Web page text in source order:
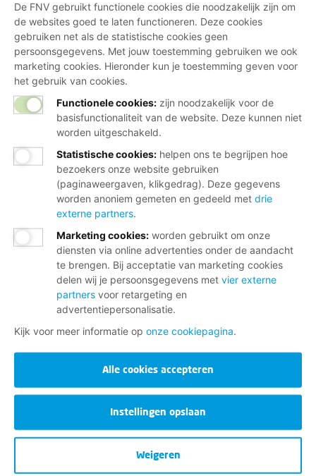
De FNV gebruikt functionele cookies die noodzakelijk zijn om
de websites goed te laten functioneren. Deze cookies
gebruiken net als de statistische cookies geen
persoonsgegevens. Met jouw toestemming gebruiken we ook
marketing cookies. Hieronder kun je toestemming geven voor
het gebruik van cookies.
Functionele cookies: zijn noodzakelijk voor de
basisfunctionaliteit van de website. Deze kunnen niet
worden uitgeschakeld.
Statistische cookies: helpen ons te begrijpen hoe
bezoekers onze website gebruiken
(paginaweergaven, klikgedrag). Deze gegevens
worden anoniem gemeten en gedeeld met drie
externe partners.
Marketing cookies: worden gebruikt om onze
diensten via online advertenties onder de aandacht
te brengen. Bij acceptatie van marketing cookies
delen wij je persoonsgegevens met vier externe
partners voor retargeting en
advertentiepersonalisatie.
Kijk voor meer informatie op onze cookiepagina.
Alle cookies accepteren
Instellingen opslaan
Weigeren